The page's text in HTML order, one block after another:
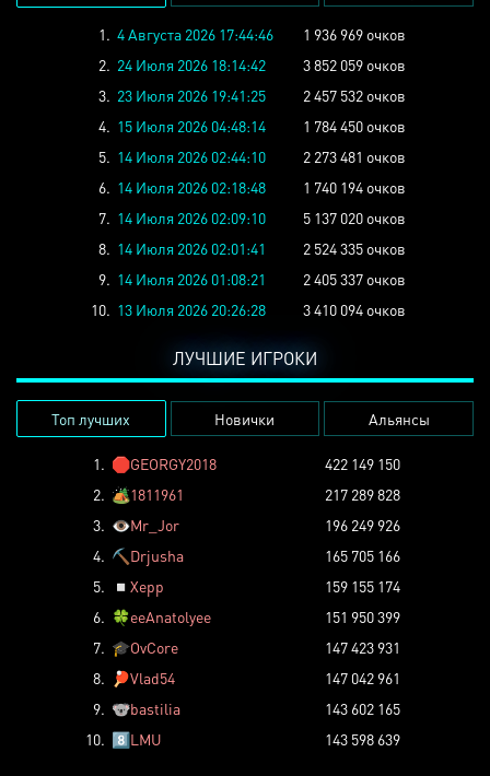
1. 4 Августа 2026 17:44:46
1 936 969 очков
2. 24 Июля 2026 18:14:42
3 852 059 очков
3. 23 Июля 2026 19:41:25
2 457 532 очков
4. 15 Июля 2026 04:48:14
1 784 450 очков
5. 14 Июля 2026 02:44:10
2 273 481 очков
6. 14 Июля 2026 02:18:48
1 740 194 очков
7. 14 Июля 2026 02:09:10
5 137 020 очков
8. 14 Июля 2026 02:01:41
2 524 335 очков
9. 14 Июля 2026 01:08:21
2 405 337 очков
10. 13 Июля 2026 20:26:28 3 410 094 очков
ЛУЧШИЕ ИГРОКИ
Топ лучших Новички Альянсы
1. 🛑GEORGY2018
422 149 150
2. 🏕️1811961
217 289 828
3. 👁️Mr_Jor
196 249 926
4. ⛏️ Drjusha
165 705 166
5.
◽ Xepp
159 155 174
6. 🍀eeAnatolyee
151 950 399
7. 🎓OvCore
147 423 931
8.
🏓Vlad54
147 042 961
9. 🐨bastilia
143 602 165
10. 8️⃣LMU 143 598 639